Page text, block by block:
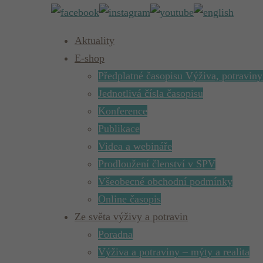
Aktuality
E-shop
Předplatné časopisu Výživa,
Jednotlivá čísla časopisu
Konference
Publikace
Videa a webináře
Prodloužení členství v SPV
Všeobecné obchodní podmínky
Online časopis
Ze světa výživy a potravin
Poradna
Výživa a potraviny – mýty a realita